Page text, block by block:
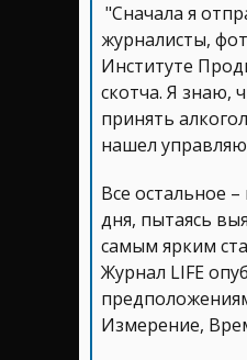
"Сначала я
журналисты,
Институте
скотча. Я знаю,
принять
нашел
Все остальное
дня, пытаясь
самым ярким
Журнал LIFE
Измерение,